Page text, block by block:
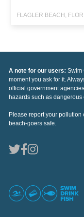
FLAGLER BEACH,
A note for our users: Swim
moment you ask for it.
official government
hazards such as
Please report your
beach-goers safe.